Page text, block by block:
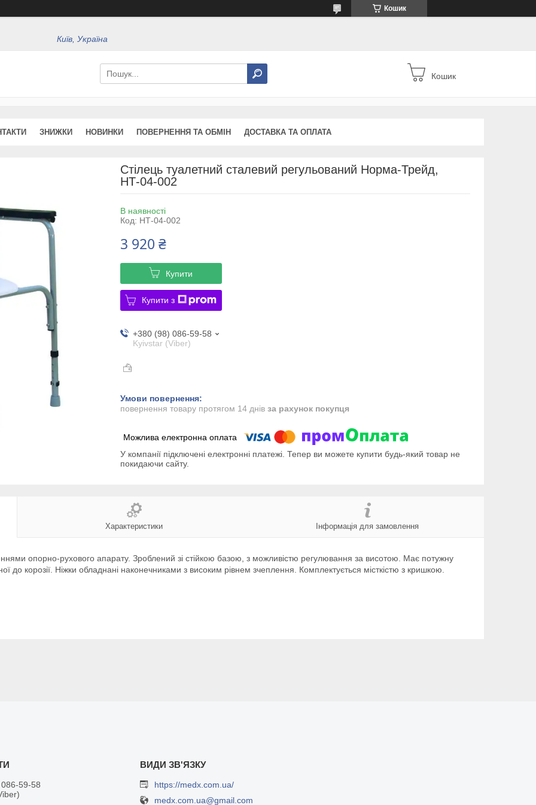
Кошик
Київ, Україна
Кошик
ЗНИЖКИ НОВИНКИ ПОВЕРНЕННЯ ТА ОБМІН ДОСТАВКА ТА ОПЛАТА
Стілець туалетний сталевий регульований Норма-Трейд,
НТ-04-002
В наявності
Код: НТ-04-002
3 920 ₴
Купити
Купити з
+380 (98) 086-59-58
Kyivstar (Viber)
повернення товару протягом 14 днів за рахунок покупця
У компанії підключені електронні платежі. Тепер ви можете купити будь-який товар не
покидаючи сайту.
Характеристики Інформація для замовлення
опорно-рухового апарату. Зроблений зі стійкою базою, з можливістю регулювання за висотою. Має потужну
корозії. Ніжки обладнані наконечниками з високим рівнем зчеплення. Комплектується місткістю з кришкою.
59-58
https://medx.com.ua/
medx.com.ua@gmail.com